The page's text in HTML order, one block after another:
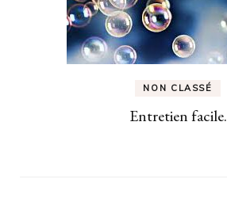
NON CLASSÉ
Entretien facile.